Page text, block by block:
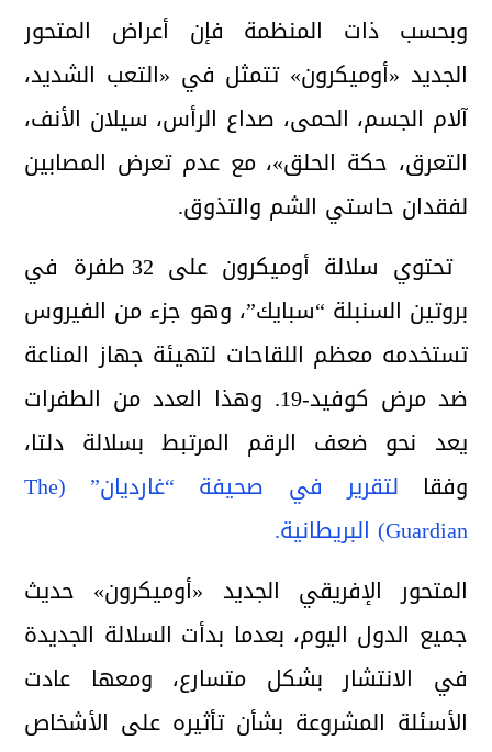
وبحسب ذات المنظمة فإن أعراض المتحور
الجديد «أوميكرون» تتمثل في «التعب الشديد،
آلام الجسم، الحمى، صداع الرأس، سيلان الأنف،
التعرق، حكة الحلق»، مع عدم تعرض المصابين
لفقدان حاستي الشم والتذوق.
تحتوي سلالة أوميكرون على 32 طفرة في
بروتين السنبلة “سبايك”، وهو جزء من الفيروس
تستخدمه معظم اللقاحات لتهيئة جهاز المناعة
ضد مرض كوفيد-19. وهذا العدد من الطفرات
يعد نحو ضعف الرقم المرتبط بسلالة دلتا،
وفقا
لتقرير في صحيفة “غارديان” (The
Guardian) البريطانية.
المتحور الإفريقي الجديد «أوميكرون» حديث
جميع الدول اليوم، بعدما بدأت السلالة الجديدة
في الانتشار بشكل متسارع، ومعها عادت
الأسئلة المشروعة بشأن تأثيره على الأشخاص